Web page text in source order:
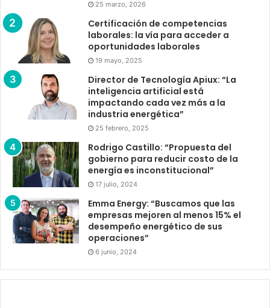
25 marzo, 2026
Certificación de competencias
laborales: la vía para acceder a
oportunidades laborales
19 mayo, 2025
Director de Tecnología Apiux: “La
inteligencia artificial está
impactando cada vez más a la
industria energética”
25 febrero, 2025
Rodrigo Castillo: “Propuesta del
gobierno para reducir costo de la
energía es inconstitucional”
17 julio, 2024
Emma Energy: “Buscamos que las
empresas mejoren al menos 15% el
desempeño energético de sus
operaciones”
6 junio, 2024